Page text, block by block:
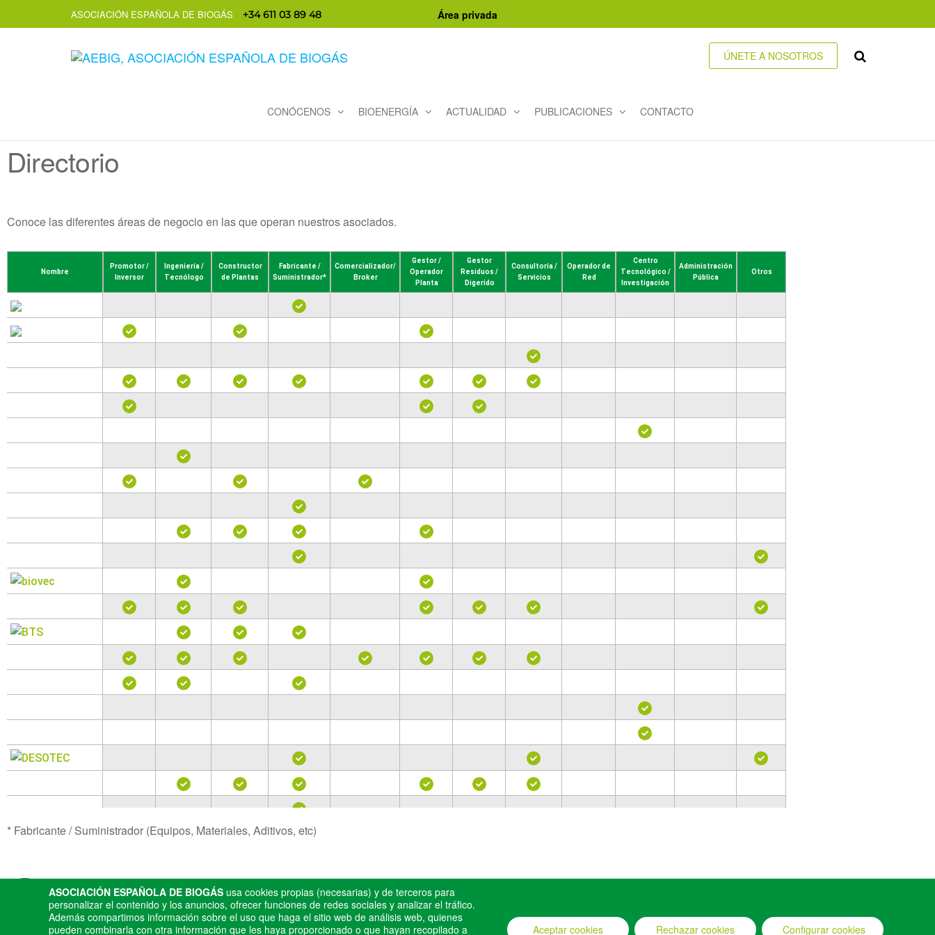
ASOCIACIÓN ESPAÑOLA DE BIOGÁS +34 611 03 89 48 Área privada
ÚNETE A NOSOTROS
CONÓCENOS BIOENERGÍA ACTUALIDAD PUBLICACIONES CONTACTO
Directorio
Conoce las diferentes áreas de negocio en las que operan nuestros asociados.
Nombre
Promotor /
Inversor
Ingeniería /
Tecnólogo
Constructor
de Plantas
Fabricante /
Suministrador*
Comercializador/
Broker
Gestor /
Operador
Planta
Gestor
Residuos /
Digerido
Consultoría /
Servicios
Operador de
Red
Centro
Tecnológico /
Investigación
Administración
Pública
Otros
* Fabricante / Suministrador (Equipos, Materiales, Aditivos, etc)
Contacta con nosotros
ASOCIACIÓN ESPAÑOLA DE BIOGÁS usa cookies propias (necesarias) y de terceros para
personalizar el contenido y los anuncios, ofrecer funciones de redes sociales y analizar el tráfico.
Además compartimos información sobre el uso que haga el sitio web de análisis web, quienes
pueden combinarla con otra información que les haya proporcionado o que hayan recopilado a
Aceptar cookies Rechazar cookies Configurar cookies